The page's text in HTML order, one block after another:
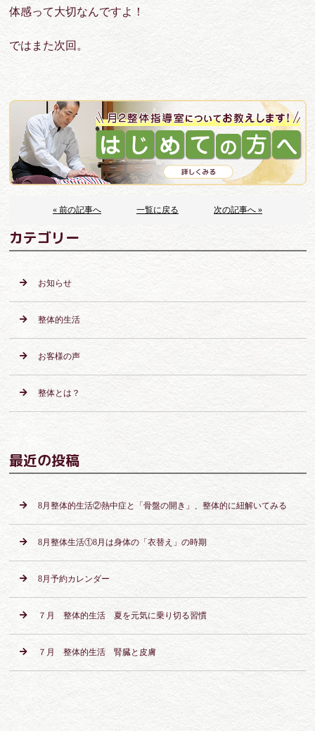
体感って大切なんですよ！
ではまた次回。
« 前の記事へ 一覧に戻る 次の記事へ »
カテゴリー
お知らせ
整体的生活
お客様の声
整体とは？
最近の投稿
8月整体的生活②熱中症と「骨盤の開き」、整体的に紐解いてみる
8月整体生活①8月は身体の「衣替え」の時期
8月予約カレンダー
７月 整体的生活 夏を元気に乗り切る習慣
７月 整体的生活 腎臓と皮膚